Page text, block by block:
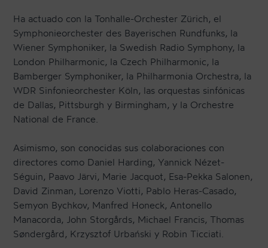
Ha actuado con la Tonhalle-Orchester Zürich, el
Symphonieorchester des Bayerischen Rundfunks, la
Wiener Symphoniker, la Swedish Radio Symphony, la
London Philharmonic, la Czech Philharmonic, la
Bamberger Symphoniker, la Philharmonia Orchestra, la
WDR Sinfonieorchester Köln, las orquestas sinfónicas
de Dallas, Pittsburgh y Birmingham, y la Orchestre
National de France.
Asimismo, son conocidas sus colaboraciones con
directores como Daniel Harding, Yannick Nézet-
Séguin, Paavo Järvi, Marie Jacquot, Esa-Pekka Salonen,
David Zinman, Lorenzo Viotti, Pablo Heras-Casado,
Semyon Bychkov, Manfred Honeck, Antonello
Manacorda, John Storgårds, Michael Francis, Thomas
Søndergård, Krzysztof Urbański y Robin Ticciati.